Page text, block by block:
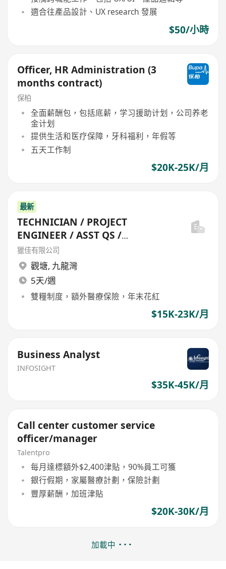
適合往產品設計、UX research 發展
$50/小時
Officer, HR Administration (3
months contract)
保柏
全面薪酬包，包括底薪，学习援助计划，公司养老
金计划
提供生活和医疗保障，牙科福利，年假等
五天工作制
$20K-25K/月
最新
TECHNICIAN / PROJECT
ENGINEER / ASST QS /
ENGINEERING MANAGER
獵佳有限公司
觀塘, 九龍灣
5天/週
雙糧制度，額外醫療保險，年末花紅
$15K-23K/月
Business Analyst
INFOSIGHT
$35K-45K/月
Call center customer service
officer/manager
Talentpro
每月達標額外$2,400津貼，90%員工可獲
銀行假期，家屬醫療計劃，保險計劃
豐厚薪酬，加班津貼
$20K-30K/月
加載中